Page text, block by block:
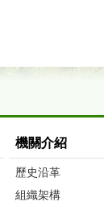
機關介紹
歷史沿革
組織架構